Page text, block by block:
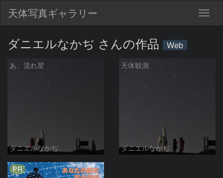
天体写真ギャラリー
ダニエルなかぢ さんの作品 Web
あ、流れ星
ダニエルなかぢ
天体観測
ダニエルなかぢ
PR